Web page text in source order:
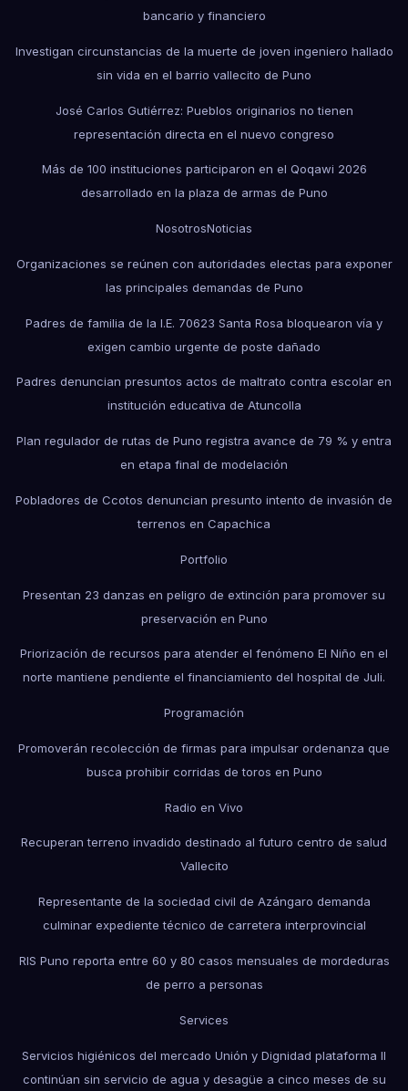
bancario y financiero
Investigan circunstancias de la muerte de joven ingeniero hallado
sin vida en el barrio vallecito de Puno
José Carlos Gutiérrez: Pueblos originarios no tienen
representación directa en el nuevo congreso
Más de 100 instituciones participaron en el Qoqawi 2026
desarrollado en la plaza de armas de Puno
NosotrosNoticias
Organizaciones se reúnen con autoridades electas para exponer
las principales demandas de Puno
Padres de familia de la I.E. 70623 Santa Rosa bloquearon vía y
exigen cambio urgente de poste dañado
Padres denuncian presuntos actos de maltrato contra escolar en
institución educativa de Atuncolla
Plan regulador de rutas de Puno registra avance de 79 % y entra
en etapa final de modelación
Pobladores de Ccotos denuncian presunto intento de invasión de
terrenos en Capachica
Portfolio
Presentan 23 danzas en peligro de extinción para promover su
preservación en Puno
Priorización de recursos para atender el fenómeno El Niño en el
norte mantiene pendiente el financiamiento del hospital de Juli.
Programación
Promoverán recolección de firmas para impulsar ordenanza que
busca prohibir corridas de toros en Puno
Radio en Vivo
Recuperan terreno invadido destinado al futuro centro de salud
Vallecito
Representante de la sociedad civil de Azángaro demanda
culminar expediente técnico de carretera interprovincial
RIS Puno reporta entre 60 y 80 casos mensuales de mordeduras
de perro a personas
Services
Servicios higiénicos del mercado Unión y Dignidad plataforma II
continúan sin servicio de agua y desagüe a cinco meses de su